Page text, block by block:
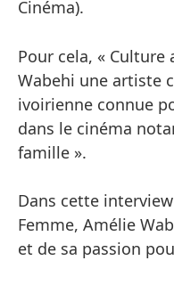
Cinéma).
Pour cela, «
Wabehi une artiste
ivoirienne connue
dans le cinéma
famille ».
Dans cette
Femme, Amélie
et de sa passion